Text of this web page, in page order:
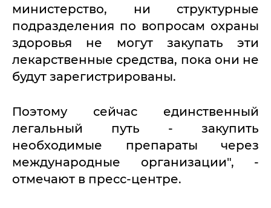
министерство, ни структурные
подразделения по вопросам охраны
здоровья не могут закупать эти
лекарственные средства, пока они не
будут зарегистрированы.
Поэтому сейчас единственный
легальный путь - закупить
необходимые препараты через
международные организации", -
отмечают в пресс-центре.